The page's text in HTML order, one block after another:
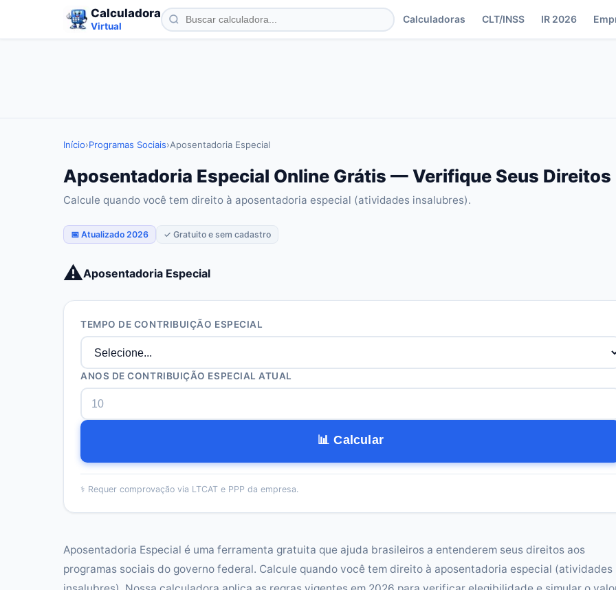
Calculadora
Virtual
Calculadoras CLT/INSS IR 2026
Início›Programas Sociais›Aposentadoria Especial
Aposentadoria Especial Online Grátis — Verifique Seus
Calcule quando você tem direito à aposentadoria especial (atividades insalubres).
📅 Atualizado 2026 ✓ Gratuito e sem cadastro
⚠️Aposentadoria Especial
TEMPO DE CONTRIBUIÇÃO ESPECIAL
ANOS DE CONTRIBUIÇÃO ESPECIAL ATUAL
📊 Calcular
⚕️ Requer comprovação via LTCAT e PPP da empresa.
Aposentadoria Especial é uma ferramenta gratuita que ajuda brasileiros a entenderem seus direitos aos
programas sociais do governo federal. Calcule quando você tem direito à aposentadoria especial (atividades